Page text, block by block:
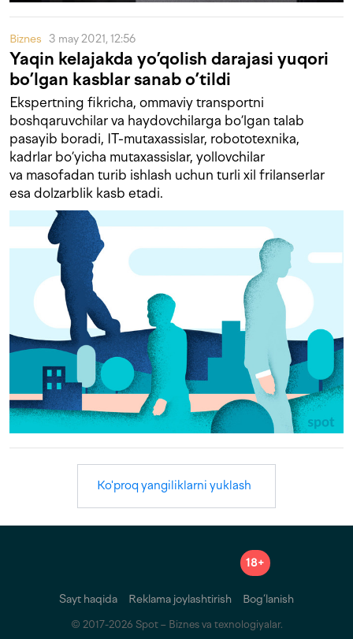
Biznes 3 may 2021, 12:56
Yaqin kelajakda yo’qolish darajasi yuqori
bo’lgan kasblar sanab o’tildi
Ekspertning fikricha, ommaviy transportni
boshqaruvchilar va haydovchilarga bo’lgan talab
pasayib boradi, IT-mutaxassislar, robototexnika,
kadrlar bo’yicha mutaxassislar, yollovchilar
va masofadan turib ishlash uchun turli xil frilanserlar
esa dolzarblik kasb etadi.
Ko'proq yangiliklarni yuklash
18+
Sayt haqida Reklama joylashtirish Bog‘lanish
© 2017-2026 Spot – Biznes va texnologiyalar.